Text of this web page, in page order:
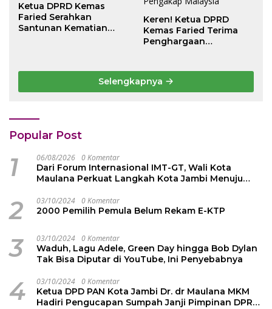
Ketua DPRD Kemas
Faried Serahkan
Santunan Kematian
Keren! Ketua DPRD
Kemas Faried Terima
Penghargaan
dari Persekutuan
Pengakap Malaysia
Selengkapnya
Popular Post
1 06/08/2026 0 Komentar
Dari Forum Internasional IMT-GT, Wali Kota
Maulana Perkuat Langkah Kota Jambi Menuju
2 03/10/2024 0 Komentar
2000 Pemilih Pemula Belum Rekam E-KTP
3 03/10/2024 0 Komentar
Waduh, Lagu Adele, Green Day hingga Bob Dylan
Tak Bisa Diputar di YouTube, Ini Penyebabnya
4 03/10/2024 0 Komentar
Ketua DPD PAN Kota Jambi Dr. dr Maulana MKM
Hadiri Pengucapan Sumpah Janji Pimpinan DPRD